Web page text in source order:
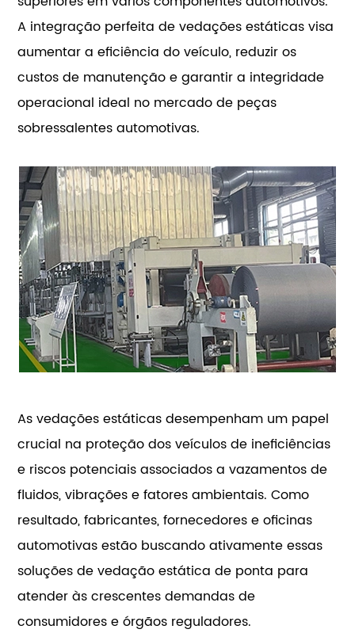
A integração perfeita de vedações estáticas visa
aumentar a eficiência do veículo, reduzir os
custos de manutenção e garantir a integridade
operacional ideal no mercado de peças
sobressalentes automotivas.
As vedações estáticas desempenham um papel
crucial na proteção dos veículos de ineficiências
e riscos potenciais associados a vazamentos de
fluidos, vibrações e fatores ambientais. Como
resultado, fabricantes, fornecedores e oficinas
automotivas estão buscando ativamente essas
soluções de vedação estática de ponta para
atender às crescentes demandas de
consumidores e órgãos reguladores.